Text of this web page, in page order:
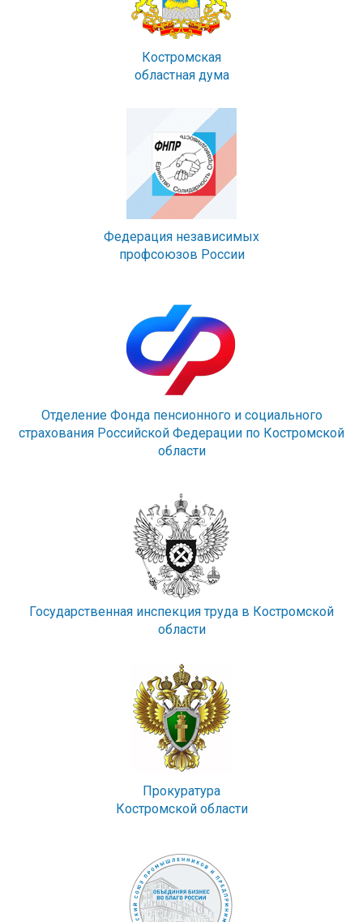
Костромская
областная дума
Федерация независимых
профсоюзов России
Отделение Фонда пенсионного и социального
страхования Российской Федерации по Костромской
области
Государственная инспекция труда в Костромской
области
Прокуратура
Костромской области